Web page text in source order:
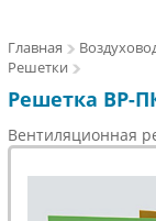
Главная
Решетки
Решетка ВР-
Вентиляционная